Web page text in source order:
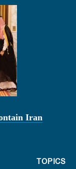
Iran
TOPICS